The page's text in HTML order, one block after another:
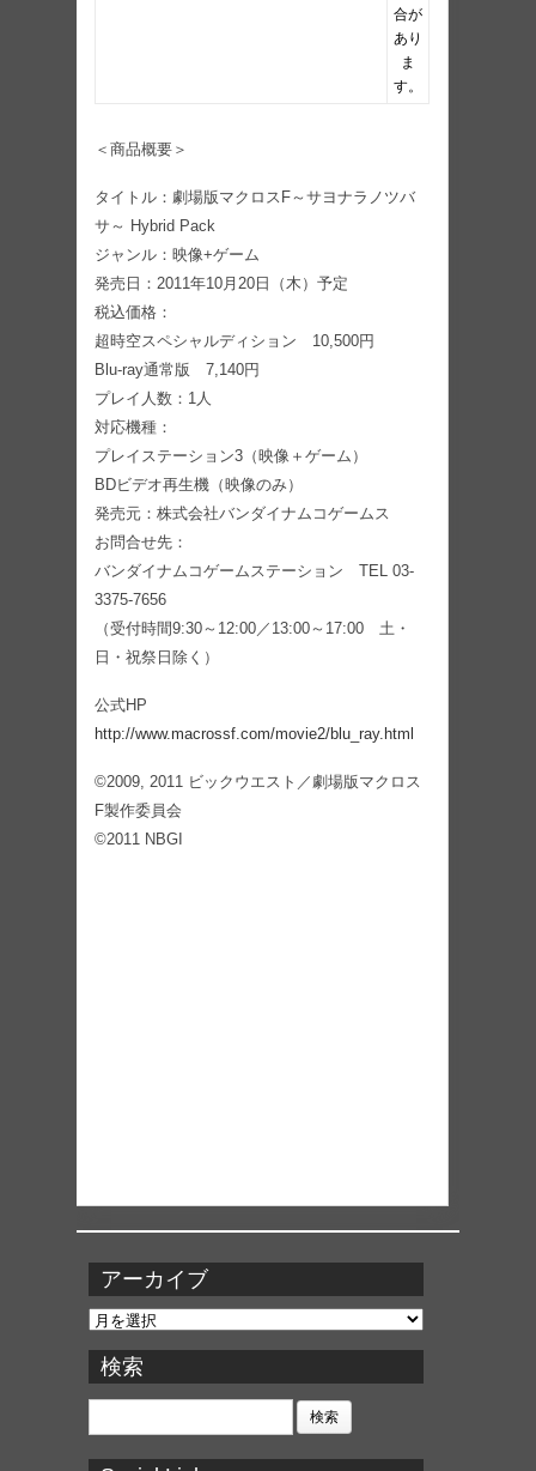
合が
あり
ま
す。
＜商品概要＞
タイトル：劇場版マクロスF～サヨナラノツバ
サ～ Hybrid Pack
ジャンル：映像+ゲーム
発売日：2011年10月20日（木）予定
税込価格：
超時空スペシャルディション 10,500円
Blu-ray通常版 7,140円
プレイ人数：1人
対応機種：
プレイステーション3（映像＋ゲーム）
BDビデオ再生機（映像のみ）
発売元：株式会社バンダイナムコゲームス
お問合せ先：
バンダイナムコゲームステーション TEL 03-
3375-7656
（受付時間9:30～12:00／13:00～17:00 土・
日・祝祭日除く）
公式HP
http://www.macrossf.com/movie2/blu_ray.html
©2009, 2011 ビックウエスト／劇場版マクロス
F製作委員会
©2011 NBGI
アーカイブ
ア
カ
イ
ブ
検索
検